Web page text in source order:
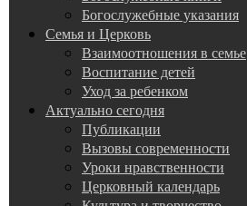
Богослужебные указания
Семья и Церковь
Взаимоотношения в семье
Воспитание детей
Уход за ребенком
Актуально сегодня
Публикации
Вызовы современности
Уроки нравственности
Церковный календарь